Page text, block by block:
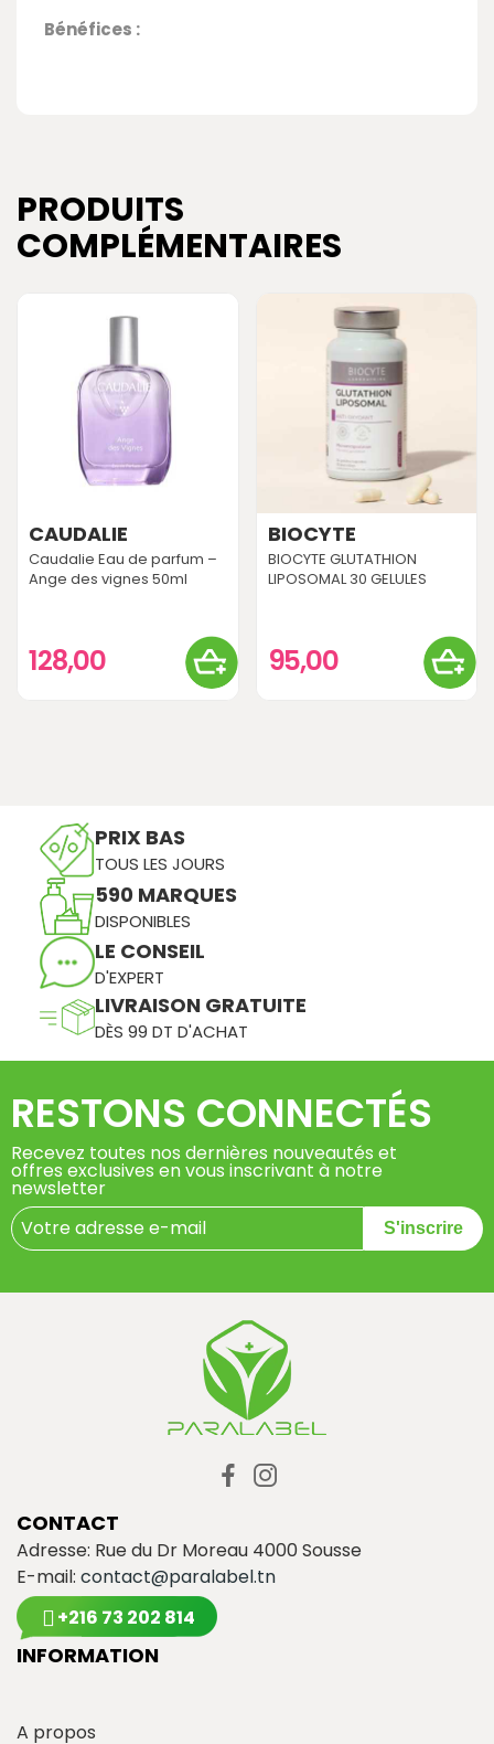
Bénéfices :
PRODUITS
COMPLÉMENTAIRES
CAUDALIE
Caudalie Eau de parfum –
Ange des vignes 50ml
128,00
BIOCYTE
BIOCYTE GLUTATHION
LIPOSOMAL 30 GELULES
95,00
PRIX BAS
TOUS LES JOURS
590 MARQUES
DISPONIBLES
LE CONSEIL
D'EXPERT
LIVRAISON GRATUITE
DÈS 99 DT D'ACHAT
RESTONS CONNECTÉS
Recevez toutes nos dernières nouveautés et
offres exclusives en vous inscrivant à notre
newsletter
S'inscrire
CONTACT
Adresse: Rue du Dr Moreau 4000 Sousse
E-mail: contact@paralabel.tn
+216 73 202 814
INFORMATION
A propos